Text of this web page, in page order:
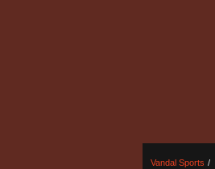
Vandal Sports